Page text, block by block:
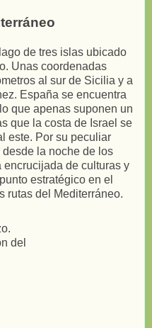
de tres islas ubicado
Unas coordenadas
al sur de Sicilia y a
España se encuentra
que apenas suponen un
que la costa de Israel se
este. Por su peculiar
la noche de los
de culturas y
estratégico en el
rutas del Mediterráneo.